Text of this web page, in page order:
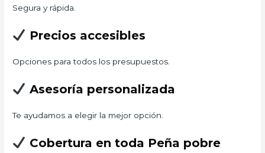
Segura y rápida.
Precios accesibles
Opciones para todos los presupuestos.
Asesoría personalizada
Te ayudamos a elegir la mejor opción.
Cobertura en toda Peña pobre